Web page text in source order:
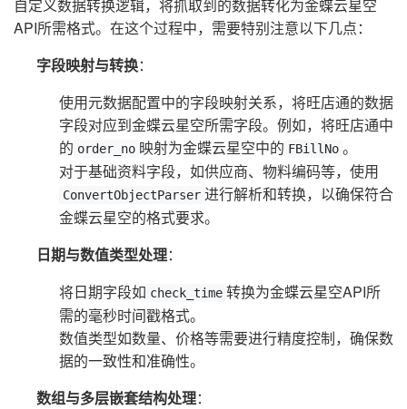
自定义数据转换逻辑，将抓取到的数据转化为金蝶云星空
API所需格式。在这个过程中，需要特别注意以下几点：
字段映射与转换：
使用元数据配置中的字段映射关系，将旺店通的数据
字段对应到金蝶云星空所需字段。例如，将旺店通中
的 order_no 映射为金蝶云星空中的 FBillNo 。
对于基础资料字段，如供应商、物料编码等，使用
ConvertObjectParser 进行解析和转换，以确保符合
金蝶云星空的格式要求。
日期与数值类型处理：
将日期字段如 check_time 转换为金蝶云星空API所
需的毫秒时间戳格式。
数值类型如数量、价格等需要进行精度控制，确保数
据的一致性和准确性。
数组与多层嵌套结构处理：